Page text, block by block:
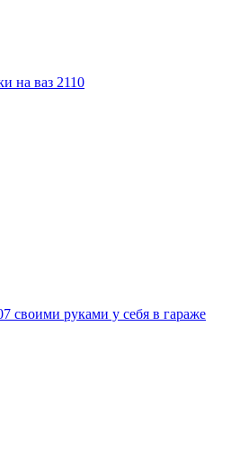
на ваз 2110
своими руками у себя в гараже